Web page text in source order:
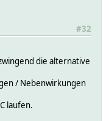
#32
die alternative
/ Nebenwirkungen
laufen.